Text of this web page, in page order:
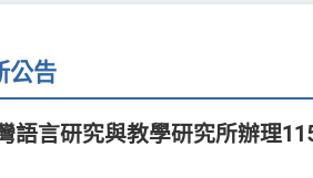
公告
語言研究與教學研究所辦理